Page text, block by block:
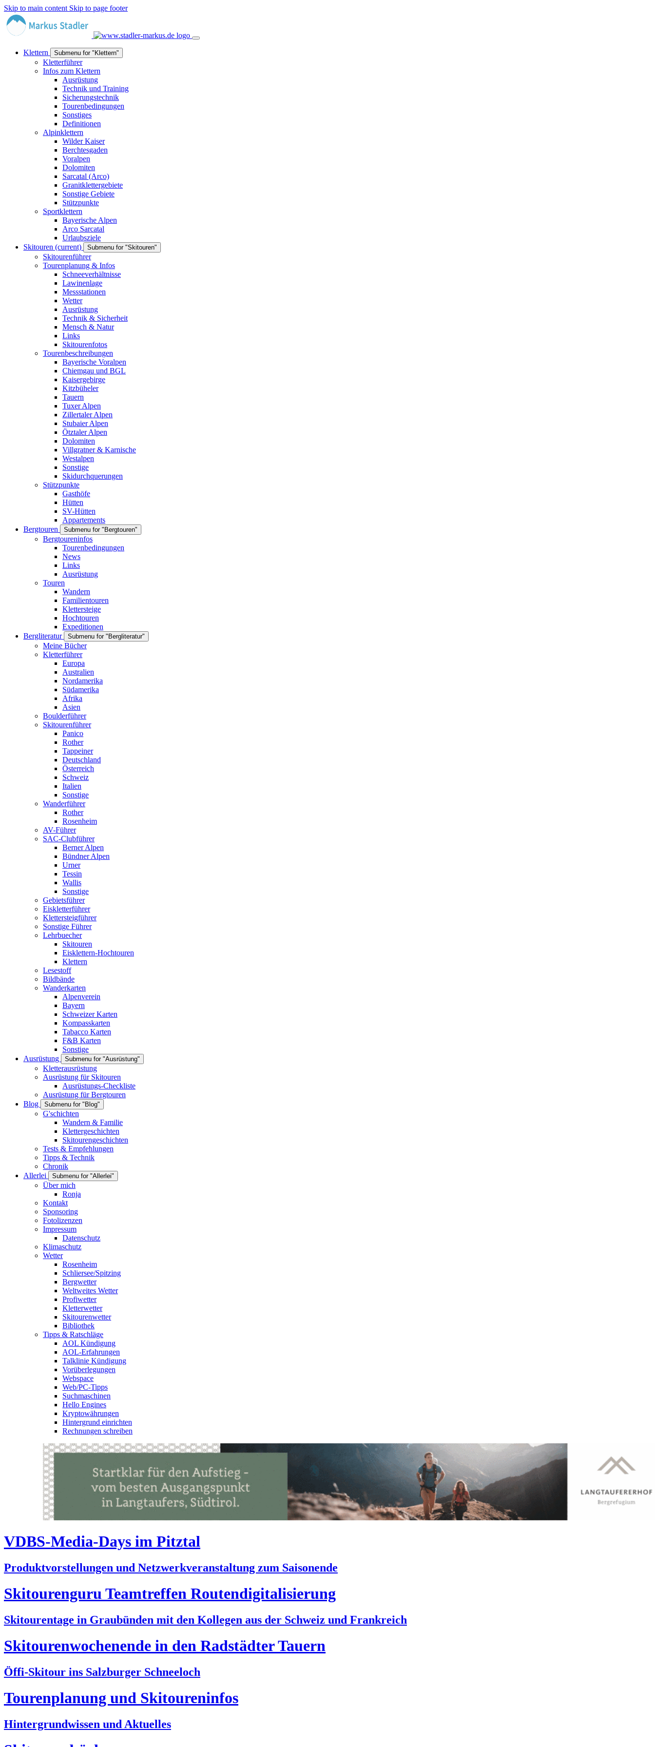
Skip to main content Skip to page footer
Klettern Submenu for "Klettern"
Kletterführer
Infos zum Klettern
Ausrüstung
Technik und Training
Sicherungstechnik
Tourenbedingungen
Sonstiges
Definitionen
Alpinklettern
Wilder Kaiser
Berchtesgaden
Voralpen
Dolomiten
Sarcatal (Arco)
Granitklettergebiete
Sonstige Gebiete
Stützpunkte
Sportklettern
Bayerische Alpen
Arco Sarcatal
Urlaubsziele
Skitouren (current) Submenu for "Skitouren"
Skitourenführer
Tourenplanung & Infos
Schneeverhältnisse
Lawinenlage
Messstationen
Wetter
Ausrüstung
Technik & Sicherheit
Mensch & Natur
Links
Skitourenfotos
Tourenbeschreibungen
Bayerische Voralpen
Chiemgau und BGL
Kaisergebirge
Kitzbüheler
Tauern
Tuxer Alpen
Zillertaler Alpen
Stubaier Alpen
Ötztaler Alpen
Dolomiten
Villgratner & Karnische
Westalpen
Sonstige
Skidurchquerungen
Stützpunkte
Gasthöfe
Hütten
SV-Hütten
Appartements
Bergtouren
Submenu for "Bergtouren"
Bergtoureninfos
Tourenbedingungen
News
Links
Ausrüstung
Touren
Wandern
Familientouren
Klettersteige
Hochtouren
Expeditionen
Bergliteratur
Submenu for "Bergliteratur"
Meine Bücher
Kletterführer
Europa
Australien
Nordamerika
Südamerika
Afrika
Asien
Boulderführer
Skitourenführer
Panico
Rother
Tappeiner
Deutschland
Österreich
Schweiz
Italien
Sonstige
Wanderführer
Rother
Rosenheim
AV-Führer
SAC-Clubführer
Berner Alpen
Bündner Alpen
Urner
Tessin
Wallis
Sonstige
Gebietsführer
Eiskletterführer
Klettersteigführer
Sonstige Führer
Lehrbuecher
Skitouren
Eisklettern-Hochtouren
Klettern
Lesestoff
Bildbände
Wanderkarten
Alpenverein
Bayern
Schweizer Karten
Kompasskarten
Tabacco Karten
F&B Karten
Sonstige
Ausrüstung
Submenu for "Ausrüstung"
Kletterausrüstung
Ausrüstung für Skitouren
Ausrüstungs-Checkliste
Ausrüstung für Bergtouren
Blog
Submenu for "Blog"
G'schichten
Wandern & Familie
Klettergeschichten
Skitourengeschichten
Tests & Empfehlungen
Tipps & Technik
Chronik
Allerlei
Submenu for "Allerlei"
Über mich
Ronja
Kontakt
Sponsoring
Fotolizenzen
Impressum
Datenschutz
Klimaschutz
Wetter
Rosenheim
Schliersee/Spitzing
Bergwetter
Weltweites Wetter
Profiwetter
Kletterwetter
Skitourenwetter
Bibliothek
Tipps & Ratschläge
AOL Kündigung
AOL-Erfahrungen
Talklinie Kündigung
Vorüberlegungen
Webspace
Web/PC-Tipps
Suchmaschinen
Hello Engines
Kryptowährungen
Hintergrund einrichten
Rechnungen schreiben
VDBS-Media-Days im Pitztal
Produktvorstellungen und Netzwerkveranstaltung zum Saisonende
Skitourenguru Teamtreffen Routendigitalisierung
Skitourentage in Graubünden mit den Kollegen aus der Schweiz und Frankreich
Skitourenwochenende in den Radstädter Tauern
Öffi-Skitour ins Salzburger Schneeloch
Tourenplanung und Skitoureninfos
Hintergrundwissen und Aktuelles